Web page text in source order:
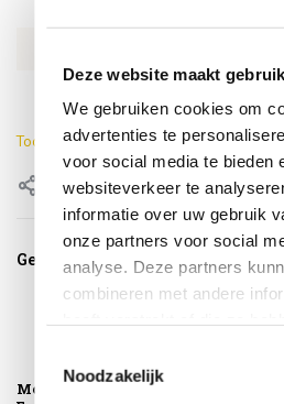
Deze website maakt
We gebruiken cookies om
advertenties te
voor social media te bieden
websiteverkeer te
informatie over uw gebruik
onze partners voor social
analyse. Deze partners
combineren met andere
Noodzakelijk
Toon meer
Delen
Gerelateerde producten
Montagelevering -